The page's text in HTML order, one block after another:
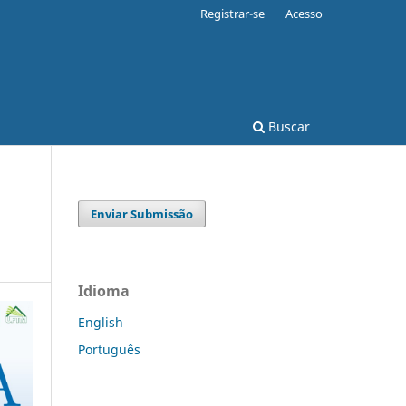
Buscar
Registrar-se Acesso
Enviar Submissão
Idioma
English
Português